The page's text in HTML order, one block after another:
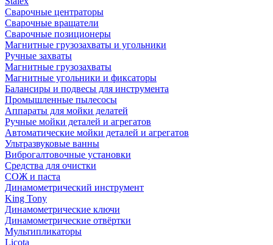
Сварочные центраторы
Сварочные вращатели
Сварочные позиционеры
Магнитные грузозахваты и угольники
Ручные захваты
Магнитные грузозахваты
Магнитные угольники и фиксаторы
Балансиры и подвесы для инструмента
Промышленные пылесосы
Аппараты для мойки делатей
Ручные мойки деталей и агрегатов
Автоматические мойки деталей и агрегатов
Ультразвуковые ванны
Виброгалтовочные установки
Средства для очистки
СОЖ и паста
Динамометрический инструмент
King Tony
Динамометрические ключи
Динамометрические отвёртки
Мультипликаторы
Licota